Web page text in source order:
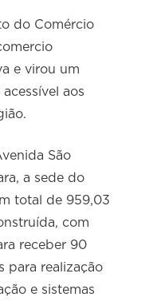
do Comércio
e virou um
aos
São
a sede do
total de 959,03
com
receber 90
para realização
e sistemas